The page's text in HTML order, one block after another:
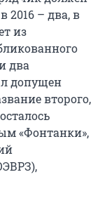
2016 – два, в
из
два
допущен
второго,
«Фонтанки»,